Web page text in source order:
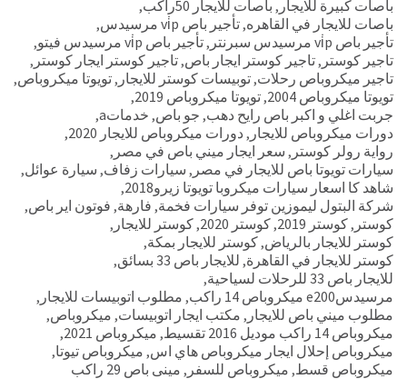
باصات كبيرة للايجار , باصات للايجار 50راكب
,
باصات للايجار في القاهره,تأجير باص vi̇p مرسيدس
,
تأجير باص vi̇p مرسيدس سبرنتر
,تأجير باص vi̇p مرسيدس فيتو
,
تاجير كوستر ,تاجير كوستر ايجار باص,تاجير كوستر ايجار كوستر ,
تاجير ميكروباص رحلات,توبيسات كوستر للايجار ,تويوتا ميكروباص,
تويوتا ميكروباص 2004
,تويوتا ميكروباص 2019
,
جربت اغلي و اكبر باص رايح دهب, جو باص, خدماتa ,
دورات ميكروباص للايجار ,دورات ميكروباص للايجار 2020
,
رواية رولر كوستر , سعر ايجار ميني باص في مصر ,
سيارات تويوتا باص للايجار في مصر , سيارات زفاف, سيارة عوائل,
شاهد كا اسعار سيارات ميكروبا تويوتا زيرو2018
,
شركة البتول ليموزين توفر سيارات فخمة, فارهة, فوتون اير باص,
كوستر ,كوستر 2019 ,كوستر 2020 ,كوستر للايجار ,
كوستر للايجار بالرياض,كوستر للايجار بمكة,
كوستر للايجار في القاهرة, للايجار باص 33 بسائق
,
للايجار باص 33 للرحلات لسياحية
,
مرسيدسe200 ميكروباص 14 راكب
, مطلوب اتوبيسات للايجار ,
مطلوب ميني باص للايجار , مكتب ايجار اتوبيسات, ميكروباص,
ميكروباص 14 راكب موديل 2016 تقسيط
, ميكروباص 2021
,
ميكروباص إحلال ايجار ميكروباص هاي اس, ميكروباص تيوتا,
ميكروباص قسط, ميكروباص للسفر , مينى باص 29 راكب